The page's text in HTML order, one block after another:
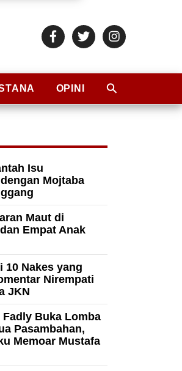
OPINI
Isu
Mojtaba
Maut di
Empat Anak
10 Nakes yang
Nirempati
JKN
Fadly Buka Lomba
Pasambahan,
Memoar Mustafa